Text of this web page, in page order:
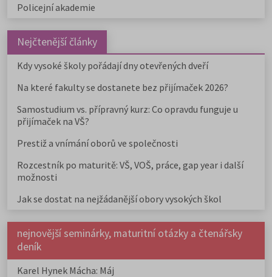
Policejní akademie
Nejčtenější články
Kdy vysoké školy pořádají dny otevřených dveří
Na které fakulty se dostanete bez přijímaček 2026?
Samostudium vs. přípravný kurz: Co opravdu funguje u
přijímaček na VŠ?
Prestiž a vnímání oborů ve společnosti
Rozcestník po maturitě: VŠ, VOŠ, práce, gap year i další
možnosti
Jak se dostat na nejžádanější obory vysokých škol
nejnovější seminárky, maturitní otázky a čtenářsky
deník
Karel Hynek Mácha: Máj